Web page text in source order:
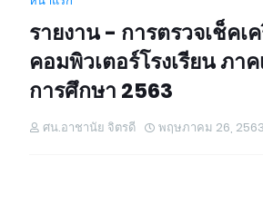
รายงาน - การตรวจเช็คเ
คอมพิวเตอร์โรงเรียน ภาค
การศึกษา 2563
ศน.อาชานัย จิตรดี พฤษภาคม 26, 2563